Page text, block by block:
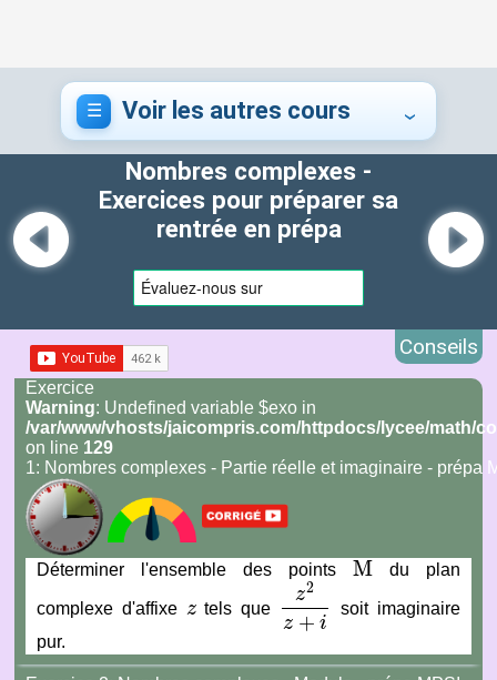
Voir les autres cours
Nombres complexes -
Exercices pour préparer sa
rentrée en prépa
Conseils
Exercice
Warning: Undefined variable $exo in
/var/www/vhosts/jaicompris.com/httpdocs/lycee/math/
on line 129
1: Nombres complexes - Partie réelle et imaginaire - prépa
Déterminer l'ensemble des points M
M du plan
complexe d'affixe z
ztels que
z2
z + i
z2z+i
soit imaginaire
pur.